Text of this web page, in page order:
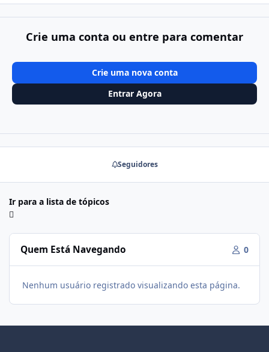
Crie uma conta ou entre para comentar
Crie uma nova conta
Entrar Agora
Seguidores
Ir para a lista de tópicos
Quem Está Navegando 0
Nenhum usuário registrado visualizando esta página.